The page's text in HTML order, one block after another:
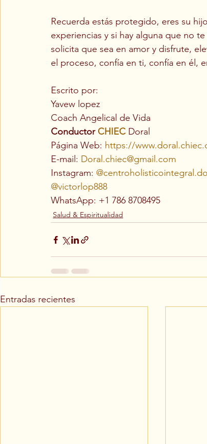
Recuerda estás protegido, eres su
experiencias y si hay alguna que no
solicita que sea en amor y disfrute,
el proceso, confía en ti, confía en él,
Escrito por:
Yavew lopez
Coach Angelical de Vida
Conductor CHIEC Doral
Página Web: https://
E-mail: Doral.chiec@gmail.com
Instagram:
@victorlop888
WhatsApp: +1 786 8708495
Salud & Espiritualidad
Entradas recientes